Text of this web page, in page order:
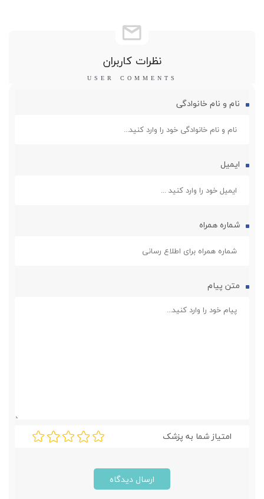
نظرات کاربران
نام و نام خانوادگی
ایمیل
شماره همراه
امتیاز شما به پزشک
متن پیام
ارسال دیدگاه